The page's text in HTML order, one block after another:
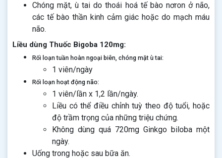
Chóng mặt, ù tai do thoái hoá tế bào nơron ở não,
các tế bào thần kinh cảm giác hoặc do mạch máu
não.
Liều dùng Thuốc Bigoba 120mg:
Rối loạn tuần hoàn ngoại biên, chóng mặt ù tai:
1 viên/ngày
Rối loạn hoạt động não:
1 viên/lần x 1,2 lần/ngày.
Liều có thể điều chỉnh tuỳ theo độ tuổi, hoặc
độ trầm trọng của những triệu chứng.
Không dùng quá 720mg Ginkgo biloba một
ngày.
Uống trong hoặc sau bữa ăn.